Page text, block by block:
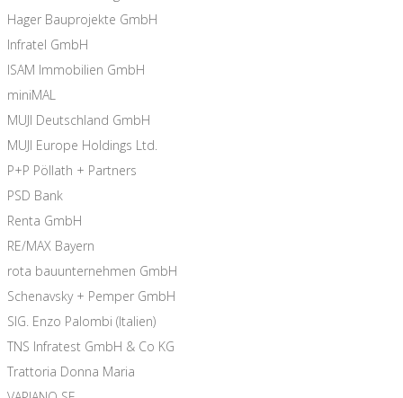
Hager Bauprojekte GmbH
Infratel GmbH
ISAM Immobilien GmbH
miniMAL
MUJI Deutschland GmbH
MUJI Europe Holdings Ltd.
P+P Pöllath + Partners
PSD Bank
Renta GmbH
RE/MAX Bayern
rota bauunternehmen GmbH
Schenavsky + Pemper GmbH
SIG. Enzo Palombi (Italien)
TNS Infratest GmbH & Co KG
Trattoria Donna Maria